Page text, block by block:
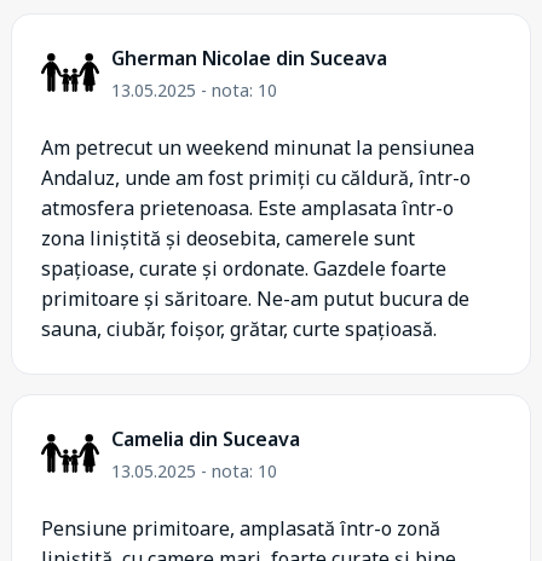
Gherman Nicolae din Suceava
13.05.2025 - nota: 10
Am petrecut un weekend minunat la pensiunea
Andaluz, unde am fost primiți cu căldură, într-o
atmosfera prietenoasa. Este amplasata într-o
zona liniștită și deosebita, camerele sunt
spațioase, curate și ordonate. Gazdele foarte
primitoare și săritoare. Ne-am putut bucura de
sauna, ciubăr, foișor, grătar, curte spațioasă.
Camelia din Suceava
13.05.2025 - nota: 10
Pensiune primitoare, amplasată într-o zonă